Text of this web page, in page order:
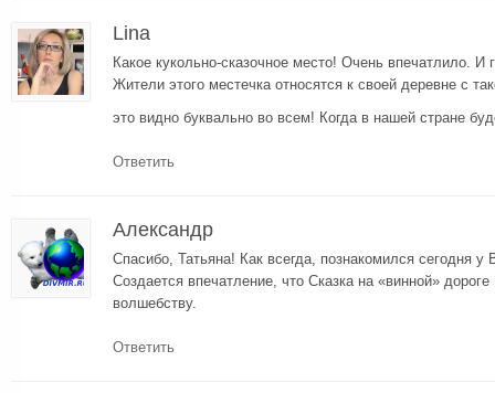
Lina
Какое кукольно-сказочное место! Очень впечатлило. И
Жители этого местечка относятся к своей деревне с
это видно буквально во всем! Когда в нашей стране
Ответить
Александр
Спасибо, Татьяна! Как всегда, познакомился сегодня у
Создается впечатление, что Сказка на «винной»
волшебству.
Ответить